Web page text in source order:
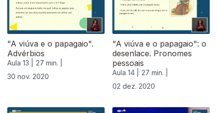
"A viúva e o papagaio".
Advérbios
Aula 13 |
27 min. |
30 nov. 2020
"A viúva e o papagaio": o
desenlace. Pronomes
pessoais
Aula 14 |
27 min. |
02 dez. 2020